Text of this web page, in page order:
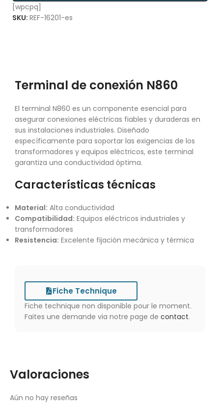
[wpcpq]
SKU: REF-16201-es
Terminal de conexión N860
El terminal N860 es un componente esencial para
asegurar conexiones eléctricas fiables y duraderas en
sus instalaciones industriales. Diseñado
específicamente para soportar las exigencias de los
transformadores y equipos eléctricos, este terminal
garantiza una conductividad óptima.
Características técnicas
Material: Alta conductividad
Compatibilidad: Equipos eléctricos industriales y
transformadores
Resistencia: Excelente fijación mecánica y térmica
Fiche Technique
Fiche technique non disponible pour le moment.
Faites une demande via notre page de contact.
Valoraciones
Aún no hay reseñas